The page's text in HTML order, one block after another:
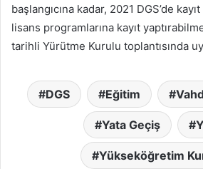
başlangıcına kadar, 2021 DGS’de
lisans programlarına kayıt
tarihli Yürütme Kurulu toplantısında
DGS Eğitim
Yata Geçiş
Yükseköğretim